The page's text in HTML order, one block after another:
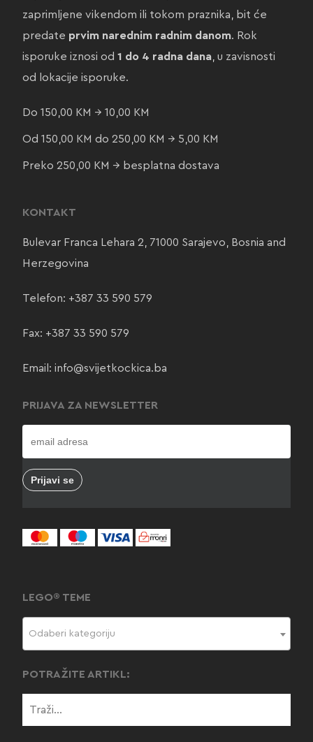
zaprimljene vikendom ili tokom praznika, bit će
predate prvim narednim radnim danom. Rok
isporuke iznosi od 1 do 4 radna dana, u zavisnosti
od lokacije isporuke.
Do 150,00 KM → 10,00 KM
Od 150,00 KM do 250,00 KM → 5,00 KM
Preko 250,00 KM → besplatna dostava
KONTAKT
Bulevar Franca Lehara 2, 71000 Sarajevo, Bosnia and
Herzegovina
Telefon: +387 33 590 579
Fax: +387 33 590 579
Email: info@svijetkockica.ba
PRIJAVA ZA NEWSLETTER
LEGO® TEME
Odaberi kategoriju
POTRAŽITE ARTIKL: